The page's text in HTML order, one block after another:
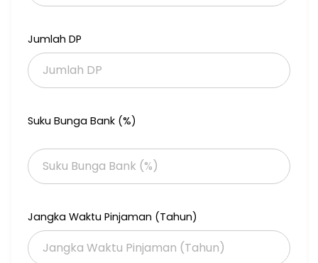
Jumlah DP
Suku Bunga Bank (%)
Jangka Waktu Pinjaman (Tahun)